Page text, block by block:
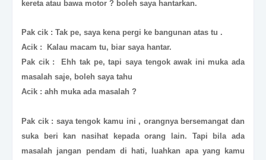
kereta atau bawa motor ? boleh saya hantarkan.
Pak cik : Tak pe, saya kena pergi ke bangunan atas tu .
Acik : Kalau macam tu, biar saya hantar.
Pak cik : Ehh tak pe, tapi saya tengok awak ini muka ada
masalah saje, boleh saya tahu
Acik : ahh muka ada masalah ?
Pak cik : saya tengok kamu ini , orangnya bersemangat dan
suka beri kan nasihat kepada orang lain. Tapi bila ada
masalah jangan pendam di hati, luahkan apa yang kamu